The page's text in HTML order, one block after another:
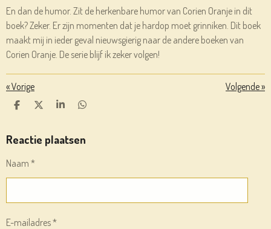
En dan de humor. Zit de herkenbare humor van Corien Oranje in dit
boek? Zeker. Er zijn momenten dat je hardop moet grinniken. Dit boek
maakt mij in ieder geval nieuwsgierig naar de andere boeken van
Corien Oranje. De serie blijf ik zeker volgen!
«Vorige Volgende»
D
E
N
D
L
S
R
E
D
E
N
Reactie plaatsen
Naam *
E-mailadres *